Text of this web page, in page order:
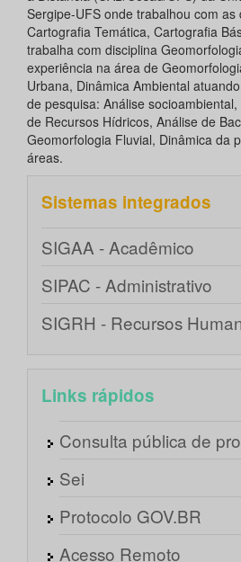
Sergipe-UFS onde trabalhou com as
Cartografia Temática, Cartografia
trabalha com disciplina
experiência na área de
Urbana, Dinâmica Ambiental
de pesquisa: Análise
de Recursos Hídricos, Análise de
Geomorfologia Fluvial, Dinâmica da
áreas.
Sistemas integrados
SIGAA - Acadêmico
SIPAC - Administrativo
SIGRH - Recursos
Links rápidos
Consulta pública de
Sei
Protocolo GOV.BR
Acesso Remoto